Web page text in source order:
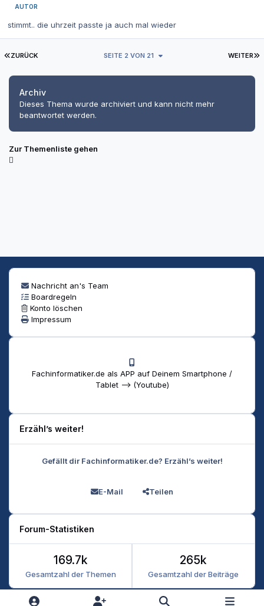
AUTOR
stimmt.. die uhrzeit passte ja auch mal wieder
ERSTE SEITE
ZURÜCK WEITER
SEITE 2 VON 21
Archiv
Dieses Thema wurde archiviert und kann nicht mehr
beantwortet werden.
Zur Themenliste gehen
Nachricht an's Team
Boardregeln
Konto löschen
Impressum
Fachinformatiker.de als APP auf Deinem Smartphone /
Tablet --> (Youtube)
Erzähl’s weiter!
Gefällt dir Fachinformatiker.de? Erzähl’s weiter!
E-Mail Teilen
Forum-Statistiken
Gesamtzahl der Themen
169.7k
Gesamtzahl der Beiträge
265k